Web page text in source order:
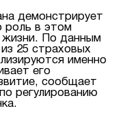
демонстрирует
роль в этом
жизни. По данным
25 страховых
именно
его
сообщает
регулированию